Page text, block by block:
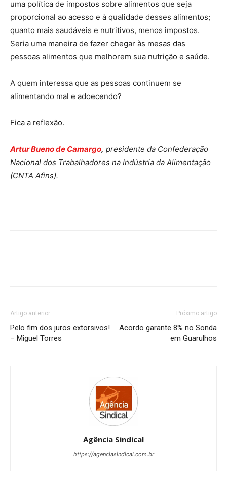
uma política de impostos sobre alimentos que seja
proporcional ao acesso e à qualidade desses alimentos;
quanto mais saudáveis e nutritivos, menos impostos.
Seria uma maneira de fazer chegar às mesas das
pessoas alimentos que melhorem sua nutrição e saúde.
A quem interessa que as pessoas continuem se
alimentando mal e adoecendo?
Fica a reflexão.
Artur Bueno de Camargo, presidente da Confederação
Nacional dos Trabalhadores na Indústria da Alimentação
(CNTA Afins).
Artigo anterior
Pelo fim dos juros extorsivos!
– Miguel Torres
Próximo artigo
Acordo garante 8% no Sonda
em Guarulhos
Agência Sindical
https://agenciasindical.com.br